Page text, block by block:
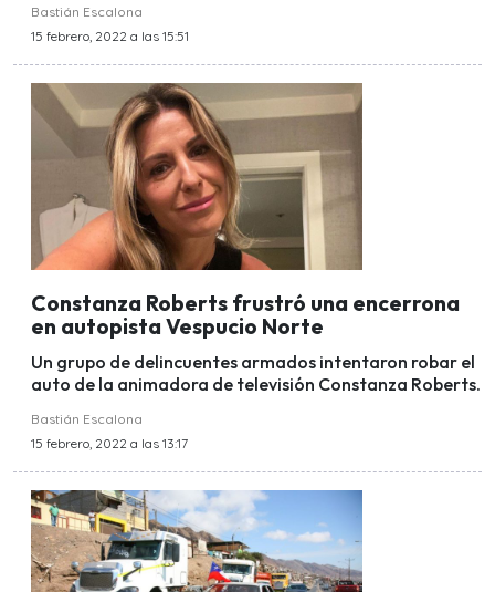
Bastián Escalona
15 febrero, 2022 a las 15:51
Constanza Roberts frustró una encerrona
en autopista Vespucio Norte
Un grupo de delincuentes armados intentaron robar el
auto de la animadora de televisión Constanza Roberts.
Bastián Escalona
15 febrero, 2022 a las 13:17